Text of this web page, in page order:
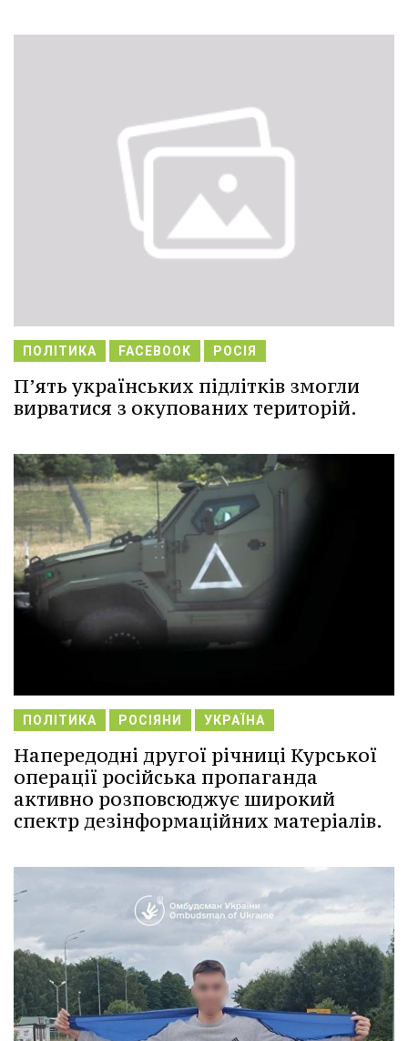
ПОЛІТИКА FACEBOOK РОСІЯ
П’ять українських підлітків змогли
вирватися з окупованих територій.
ПОЛІТИКА РОСІЯНИ УКРАЇНА
Напередодні другої річниці Курської
операції російська пропаганда
активно розповсюджує широкий
спектр дезінформаційних матеріалів.